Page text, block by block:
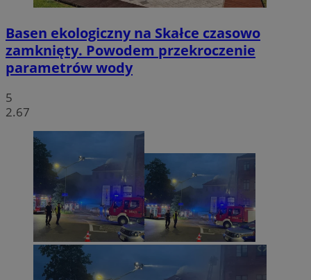
Basen ekologiczny na Skałce czasowo
zamknięty. Powodem przekroczenie
parametrów wody
5
2.67